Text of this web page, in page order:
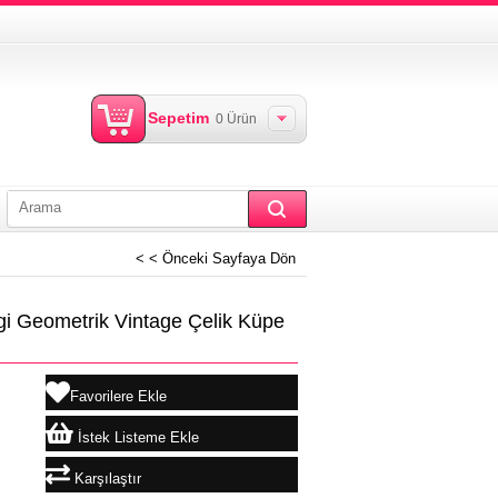
Sepetim 0 Ürün
< < Önceki Sayfaya Dön
Geometrik Vintage Çelik Küpe
Favorilere Ekle
İstek Listeme Ekle
Karşılaştır